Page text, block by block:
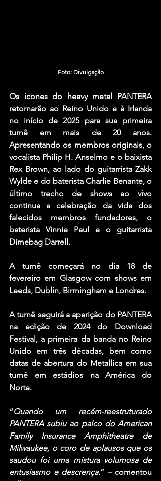
Foto: Divulgação
Os ícones do heavy metal PANTERA
retornarão ao Reino Unido e à Irlanda
no início de 2025 para sua primeira
turnê em mais de 20 anos.
Apresentando os membros originais, o
vocalista Philip H. Anselmo e o baixista
Rex Brown, ao lado do guitarrista Zakk
Wylde e do baterista Charlie Benante, o
último trecho de shows ao vivo
continua a celebração da vida dos
falecidos membros fundadores, o
baterista Vinnie Paul e o guitarrista
Dimebag Darrell.
A turnê começará no dia 18 de
fevereiro em Glasgow com shows em
Leeds, Dublin, Birmingham e Londres.
A turnê seguirá a aparição do PANTERA
na edição de 2024 do Download
Festival, a primeira da banda no Reino
Unido em três décadas, bem como
datas de abertura do Metallica em sua
turnê em estádios na América do
Norte.
“Quando um recém-reestruturado
PANTERA subiu ao palco do American
Family Insurance Amphitheatre de
Milwaukee, o coro de aplausos que os
saudou foi uma mistura volumosa de
entusiasmo e descrença.” – comentou